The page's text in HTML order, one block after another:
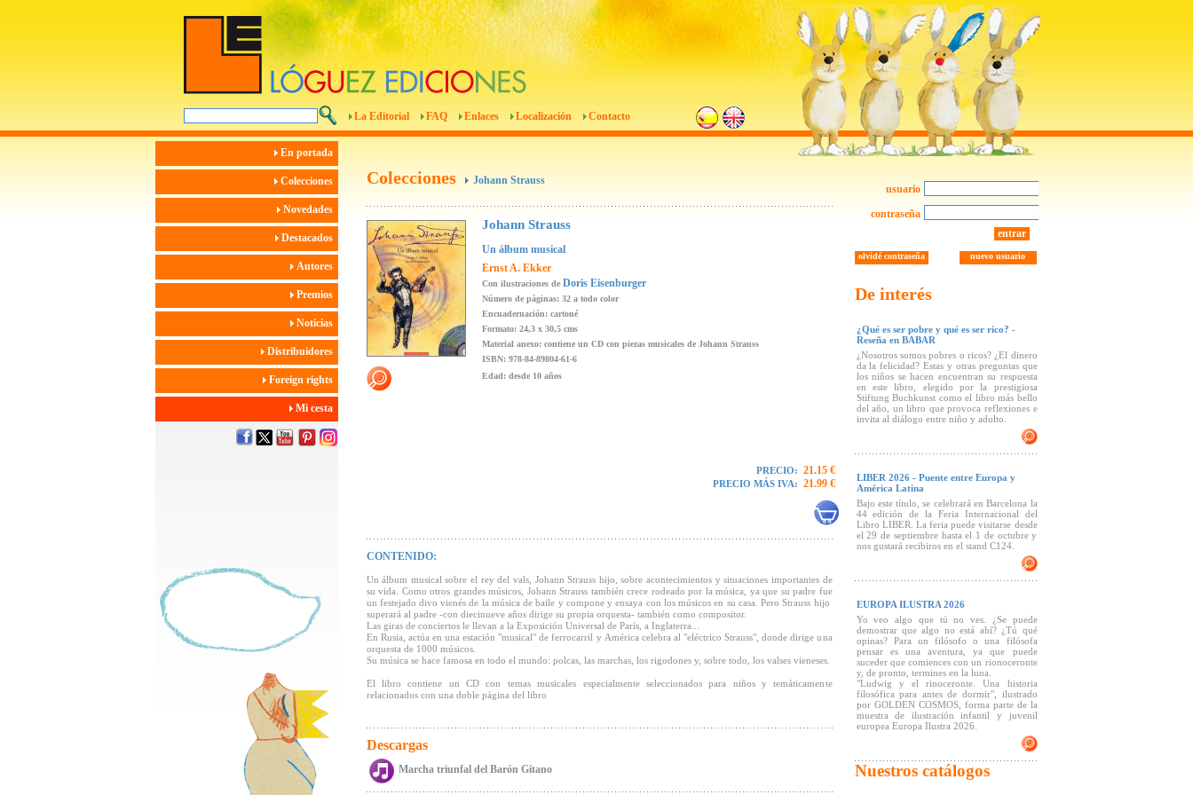
La Editorial FAQ Enlaces Localización Contacto
En portada
Colecciones
Novedades
Destacados
Autores
Premios
Noticias
Distribuidores
Foreign rights
Mi cesta
Colecciones Johann Strauss
Johann Strauss
Un álbum musical
Ernst A. Ekker
Con ilustraciones de Doris Eisenburger
Número de páginas: 32 a todo color
Encuadernación: cartoné
Formato: 24,3 x 30,5 cms
Material anexo: contiene un CD con piezas musicales de Johann Strauss
ISBN: 978-84-89804-61-6
Edad: desde 10 años
PRECIO: 21.15 €
PRECIO MÁS IVA: 21.99 €
CONTENIDO:
Un álbum musical sobre el rey del vals, Johann Strauss hijo, sobre acontecimientos y situaciones importantes de
su vida. Como otros grandes músicos, Johann Strauss también crece rodeado por la música, ya que su padre fue
un festejado divo vienés de la música de baile y compone y ensaya con los músicos en su casa. Pero Strauss hijo
superará al padre -con diecinueve años dirige su propia orquesta- también como compositor.
Las giras de conciertos le llevan a la Exposición Universal de París, a Inglaterra...
En Rusia, actúa en una estación "musical" de ferrocarril y América celebra al "eléctrico Strauss", donde dirige una
orquesta de 1000 músicos.
Su música se hace famosa en todo el mundo: polcas, las marchas, los rigodones y, sobre todo, los valses vieneses.
El libro contiene un CD con temas musicales especialmente seleccionados para niños y temáticamente
relacionados con una doble página del libro
Descargas
Marcha triunfal del Barón Gitano
usuario
contraseña
entrar
nuevo usuario
olvidé contraseña
De interés
¿Qué es ser pobre y qué es ser rico? -
Reseña en BABAR
¿Nosotros somos pobres o ricos? ¿El dinero
da la felicidad? Estas y otras preguntas que
los niños se hacen encuentran su respuesta
en este libro, elegido por la prestigiosa
Stiftung Buchkunst como el libro más bello
del año, un libro que provoca reflexiones e
invita al diálogo entre niño y adulto.
LIBER 2026 - Puente entre Europa y
América Latina
Bajo este título, se celebrará en Barcelona la
44 edición de la Feria Internacional del
Libro LIBER. La feria puede visitarse desde
el 29 de septiembre hasta el 1 de octubre y
nos gustará recibiros en el stand C124.
EUROPA ILUSTRA 2026
Yo veo algo que tú no ves. ¿Se puede
demostrar que algo no está ahí? ¿Tú qué
opinas? Para un filósofo o una filósofa
pensar es una aventura, ya que puede
suceder que comiences con un rionoceronte
y, de pronto, termines en la luna.
"Ludwig y el rinoceronte. Una historia
filosófica para antes de dormir", ilustrado
por GOLDEN COSMOS, forma parte de la
muestra de ilustración infantil y juvenil
europea Europa Ilustra 2026.
Nuestros catálogos